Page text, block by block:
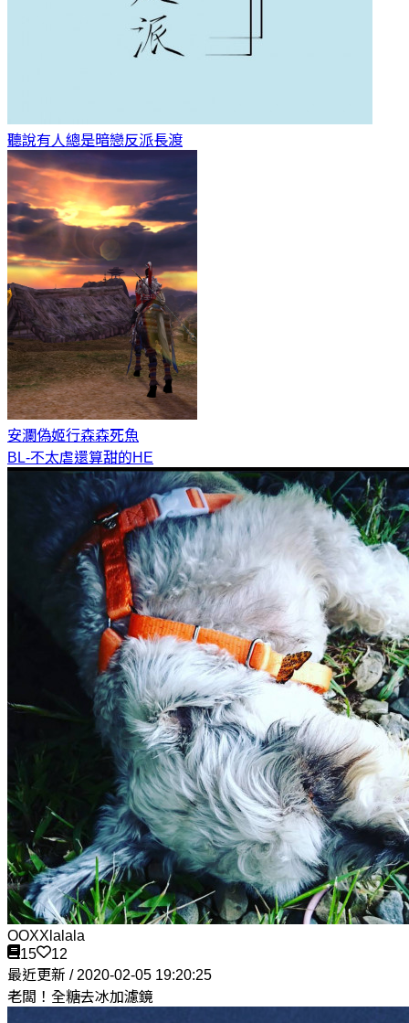
聽說有人總是暗戀反派長渡
安瀾偽姬行森森死魚
BL-不太虐還算甜的HE
OOXXlalala
15
12
最近更新 / 2020-02-05 19:20:25
老闆！全糖去冰加濾鏡